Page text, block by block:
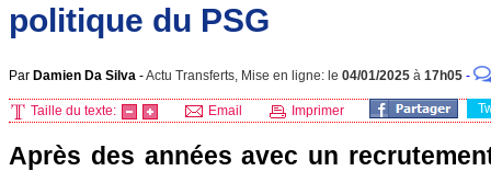
politique du PSG
Par Damien Da Silva -Actu Transferts, Mise en ligne: le 04/01/2025 à 17h05 -
Taille du texte: Email Imprimer
Après des années avec un